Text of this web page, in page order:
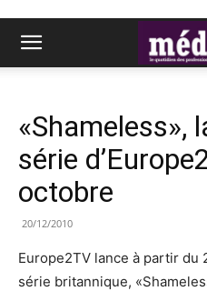
«Shameless»,
série
octobre
20/12/2010
Europe2TV lance à partir du
série britannique,